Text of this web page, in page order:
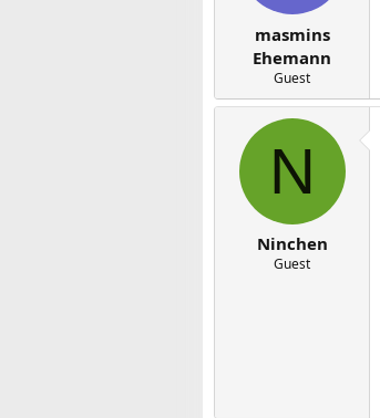
masmins
Ehemann
Guest
N
Ninchen
Guest